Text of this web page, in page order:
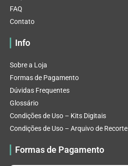
FAQ
Contato
Info
Sobre a Loja
Formas de Pagamento
Dúvidas Frequentes
Glossário
Condições de Uso – Kits Digitais
Condições de Uso – Arquivo de Recorte
Formas de Pagamento